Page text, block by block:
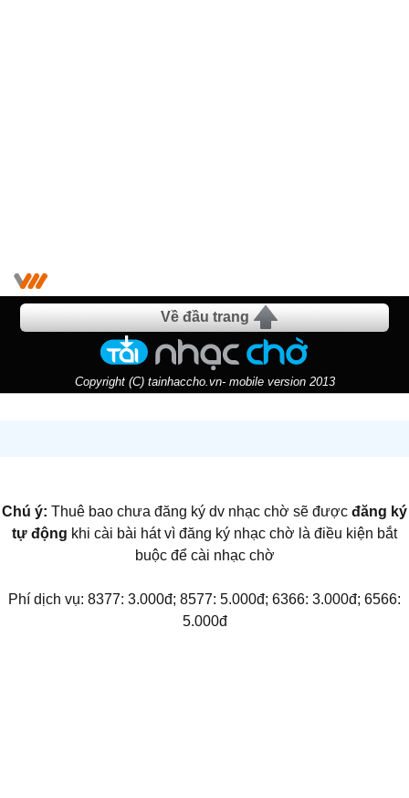
Về đầu trang
Copyright (C) tainhaccho.vn- mobile version 2013
Chú ý: Thuê bao chưa đăng ký dv nhạc chờ sẽ được đăng ký
tự động khi cài bài hát vì đăng ký nhạc chờ là điều kiện bắt
buộc để cài nhạc chờ
Phí dịch vụ: 8377: 3.000đ; 8577: 5.000đ; 6366: 3.000đ; 6566:
5.000đ